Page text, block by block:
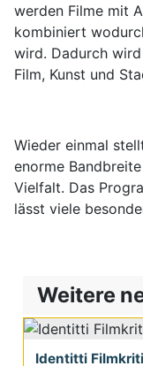
werden Filme mit
kombiniert
wird. Dadurch
Film, Kunst und
Wieder einmal
enorme
Vielfalt. Das
lässt viele
Weitere
Identitti